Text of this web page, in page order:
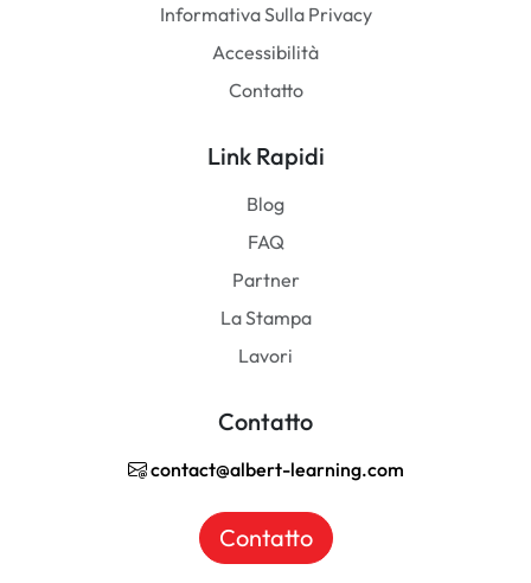
Informativa Sulla Privacy
Accessibilità
Contatto
Link Rapidi
Blog
FAQ
Partner
La Stampa
Lavori
Contatto
contact@albert-learning.com
Contatto